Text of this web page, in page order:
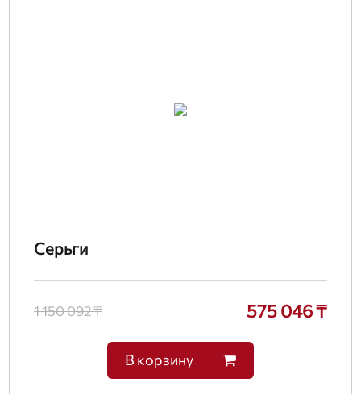
Серьги
1 150 092 ₸ 575 046 ₸
В корзину